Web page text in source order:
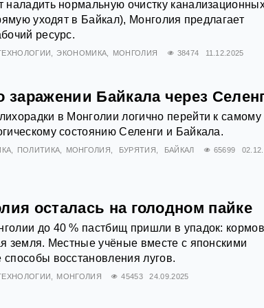
нормальную очистку
уходят в Байкал), Монголия предлагает
ресурс.
ЭКОНОМИКА МОНГОЛИЯ 38474 11.12.2025
заражении Байкала через
в Монголии логично перейти к самому
состоянию Селенги и Байкала.
ПОЛИТИКА МОНГОЛИЯ БУРЯТИЯ БАЙКАЛ 65699
осталась на голодном пайке
до 40 % пастбищ пришли в упадок:
земля. Местные учёные вместе с японскими
восстановления лугов.
МОНГОЛИЯ 45453 24.09.2025